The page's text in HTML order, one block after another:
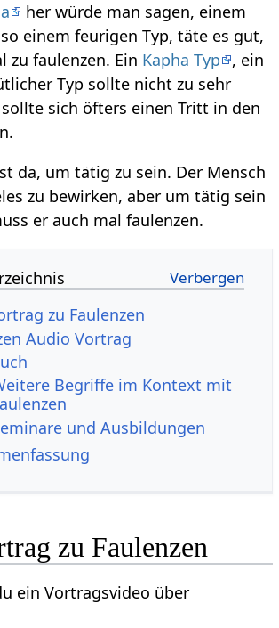
her würde man sagen, einem
einem feurigen Typ, täte es gut,
zu faulenzen. Ein Kapha Typ
, ein
Typ sollte nicht zu sehr
sich öfters einen Tritt in den
da, um tätig zu sein. Der Mensch
zu bewirken, aber um tätig sein
er auch mal faulenzen.
Faulenzen‏‎ Audio Vortrag
Begriffe im Kontext mit
und Ausbildungen
ein Vortragsvideo über